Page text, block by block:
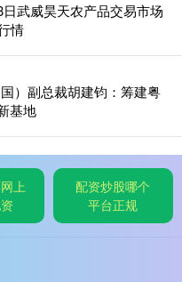
武威昊天农产品交易市场
情
）副总裁胡建钧：筹建粤
基地
上
配资炒股哪个
平台正规